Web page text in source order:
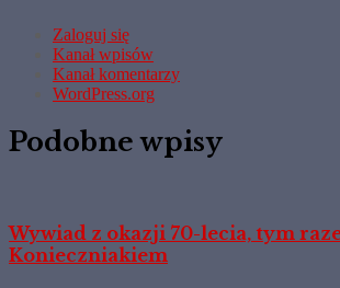
Zaloguj się
Kanał wpisów
Kanał komentarzy
WordPress.org
Podobne wpisy
Wywiad z okazji 70-lecia, tym
Konieczniakiem